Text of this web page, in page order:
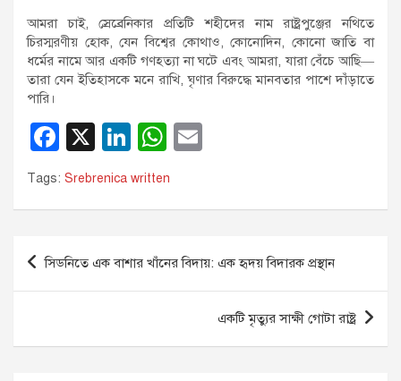
আমরা চাই, স্রেব্রেনিকার প্রতিটি শহীদের নাম রাষ্ট্রপুঞ্জের নথিতে
চিরস্মরণীয় হোক, যেন বিশ্বের কোথাও, কোনোদিন, কোনো জাতি বা
ধর্মের নামে আর একটি গণহত্যা না ঘটে এবং আমরা, যারা বেঁচে আছি—
তারা যেন ইতিহাসকে মনে রাখি, ঘৃণার বিরুদ্ধে মানবতার পাশে দাঁড়াতে
পারি।
F
a
c
e
b
o
k
X
Li
n
k
e
dI
n
W
at
s
A
p
Tags: Srebrenica written
Post
navigation
সিডনিতে এক বাশার খাঁনের বিদায়: এক হৃদয় বিদারক প্রস্থান
একটি মৃত্যুর সাক্ষী গোটা রাষ্ট্র